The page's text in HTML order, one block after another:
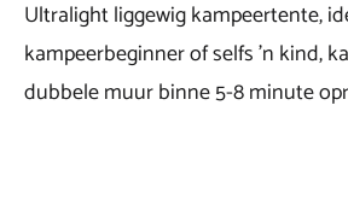
Ultralight liggewig kampeertente,
kampeerbeginner of selfs 'n kind,
dubbele muur binne 5-8 minute